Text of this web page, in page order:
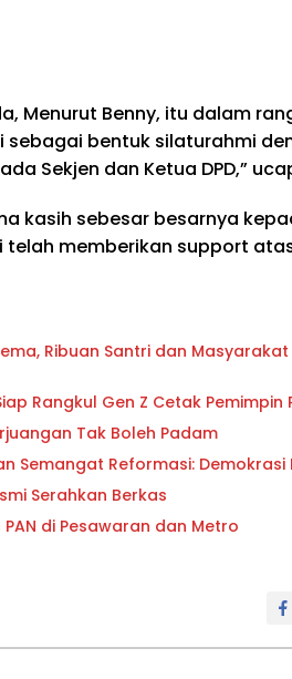
Menurut Benny, itu dalam
sebagai bentuk silaturahmi
Sekjen dan Ketua DPD,”
kasih sebesar besarnya
telah memberikan support
Ribuan Santri dan
Rangkul Gen Z Cetak Pemimpin
Tak Boleh Padam
Semangat Reformasi: Demokrasi
Serahkan Berkas
di Pesawaran dan Metro